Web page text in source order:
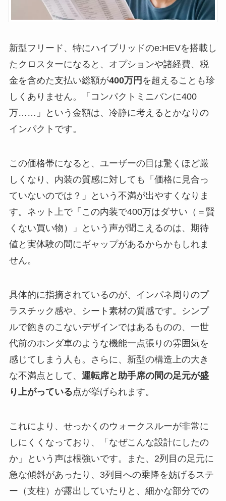
新型フリード、特にハイブリッドのe:HEVを搭載し
たクロスターになると、オプションや諸経費、税
金を含めた支払い総額が400万円 を超えることも珍
しくありません。「コンパクトミニバンに400
万……」という金額は、冷静に考えるとかなりの
インパクトです。
この価格帯になると、ユーザーの目は驚くほど厳
しくなり、内装の質感に対しても「価格に見合っ
ていないのでは？」という不満が出やすくなりま
す。ネット上で「この内装で400万はダサい（＝賢
くない買い物）」という声が聞こえるのは、期待
値と実体験の間にギャップがあるからかもしれま
せん。
具体的に指摘されているのが、インパネ周りのプ
ラスチック感や、シート素材の質感です。シンプ
ルで飽きのこないデザインではあるものの、一世
代前のホンダ車のような機能一点張りの雰囲気を
感じてしまう人も。さらに、新型の構造上の大き
な不満点として、 運転席と助手席の間の足元が盛
り上がっている点が挙げられます。
これにより、せっかくのウォークスルーが非常に
しにくくなっており、「なぜこんな設計にしたの
か」という声は根強いです。また、2列目の足元に
急な傾斜があったり、3列目への乗降を妨げるステ
ー（支柱）が露出していたりと、細かな部分での